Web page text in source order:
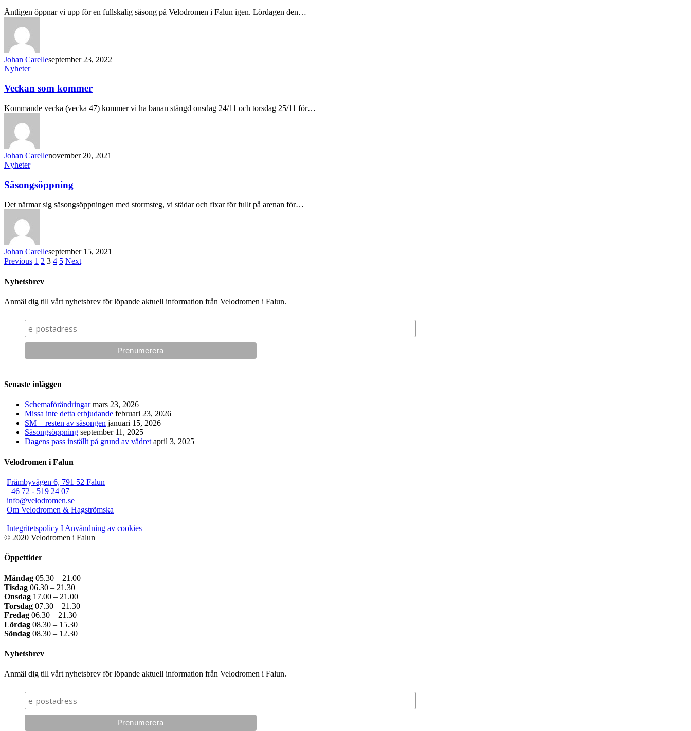
Äntligen öppnar vi upp för en fullskalig säsong på Velodromen i Falun igen. Lördagen den…
Johan Carelleseptember 23, 2022
Nyheter
Veckan som kommer
Kommande vecka (vecka 47) kommer vi ha banan stängd onsdag 24/11 och torsdag 25/11 för…
Johan Carellenovember 20, 2021
Nyheter
Säsongsöppning
Det närmar sig säsongsöppningen med stormsteg, vi städar och fixar för fullt på arenan för…
Johan Carelleseptember 15, 2021
Previous 1 2 3 4 5 Next
Nyhetsbrev
Anmäl dig till vårt nyhetsbrev för löpande aktuell information från Velodromen i Falun.
Senaste inläggen
Schemaförändringar mars 23, 2026
Missa inte detta erbjudande februari 23, 2026
SM + resten av säsongen januari 15, 2026
Säsongsöppning september 11, 2025
Dagens pass inställt på grund av vädret april 3, 2025
Velodromen i Falun
Främbyvägen 6, 791 52 Falun
+46 72 - 519 24 07
info@velodromen.se
Om Velodromen & Hagströmska
Integritetspolicy I Användning av cookies
© 2020 Velodromen i Falun
Öppettider
Måndag 05.30 – 21.00
Tisdag 06.30 – 21.30
Onsdag 17.00 – 21.00
Torsdag 07.30 – 21.30
Fredag 06.30 – 21.30
Lördag 08.30 – 15.30
Söndag 08.30 – 12.30
Nyhetsbrev
Anmäl dig till vårt nyhetsbrev för löpande aktuell information från Velodromen i Falun.